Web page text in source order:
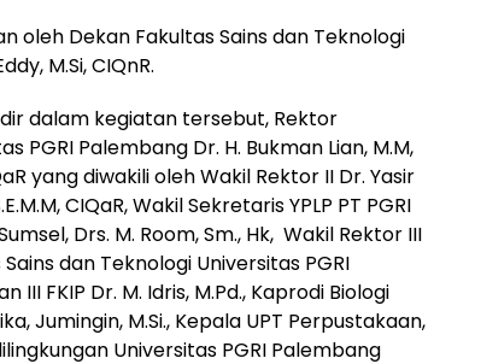
oleh Dekan Fakultas Sains dan Teknologi
M.Si, CIQnR.
dalam kegiatan tersebut, Rektor
PGRI Palembang Dr. H. Bukman Lian, M.M,
yang diwakili oleh Wakil Rektor II Dr. Yasir
CIQaR, Wakil Sekretaris YPLP PT PGRI
Drs. M. Room, Sm., Hk, Wakil Rektor III
dan Teknologi Universitas PGRI
III FKIP Dr. M. Idris, M.Pd., Kaprodi Biologi
Jumingin, M.Si., Kepala UPT Perpustakaan,
Universitas PGRI Palembang